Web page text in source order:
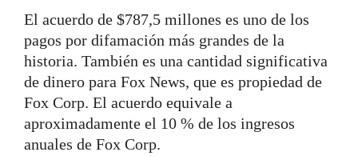
El acuerdo de $787,5 millones es uno de los
pagos por difamación más grandes de la
historia. También es una cantidad significativa
de dinero para Fox News, que es propiedad de
Fox Corp. El acuerdo equivale a
aproximadamente el 10 % de los ingresos
anuales de Fox Corp.